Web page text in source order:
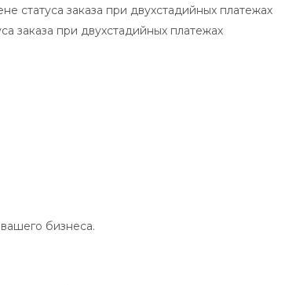
статуса заказа при двухстадийных платежах
заказа при двухстадийных платежах
бизнеса.